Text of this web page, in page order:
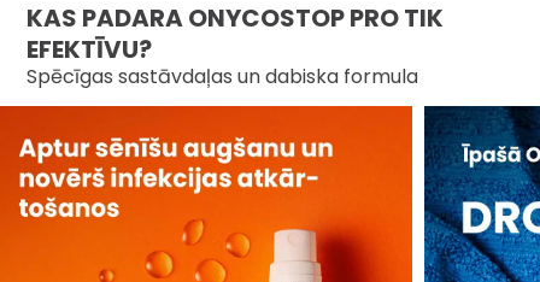
KAS PADARA ONYCOSTOP PRO TIK
EFEKTĪVU?
Spēcīgas sastāvdaļas un dabiska formula